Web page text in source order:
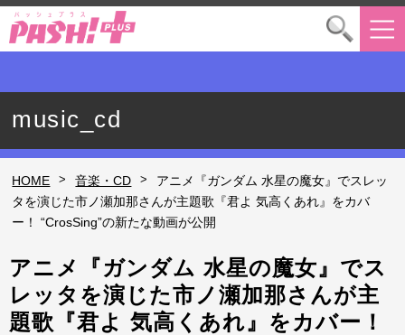
music_cd
HOME > 音楽・CD >
アニメ『ガンダム 水星の魔女』でスレッ
タを演じた市ノ瀬加那さんが主題歌『君よ 気高くあれ』をカバ
ー！ “CrosSing”の新たな動画が公開
アニメ『ガンダム 水星の魔女』でス
レッタを演じた市ノ瀬加那さんが主
題歌『君よ 気高くあれ』をカバー！